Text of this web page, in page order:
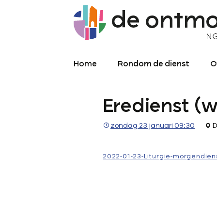
Home Rondom de dienst
Meekijken/luisteren
Over de kerkdienst
Archief liturgie
Diensten
Eredienst
zondag 23 januari 09:30
2022-01-23-Liturgie-